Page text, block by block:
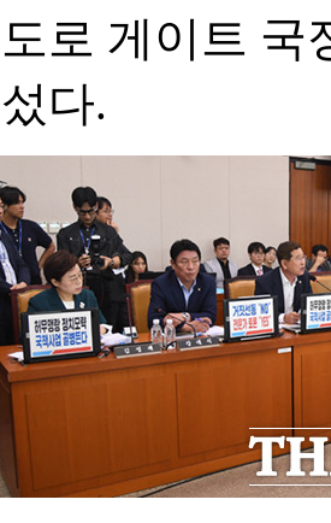
로 게이트 국
다.